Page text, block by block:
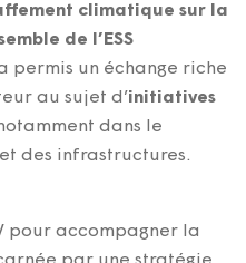
climatique sur la
de l’ESS
permis un échange riche
au sujet d’initiatives
dans le
des infrastructures.
pour accompagner la